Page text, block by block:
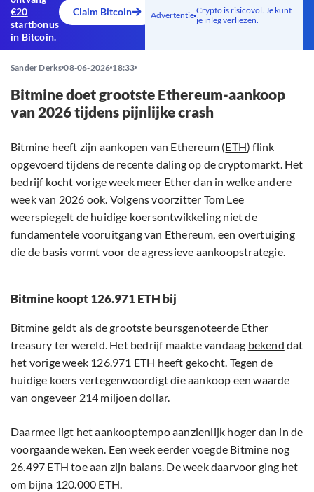
€20
startbonus
in Bitcoin.
Claim Bitcoin Advertentie Crypto is risicovol. Je kunt
je inleg verliezen.
Sander Derks 08-06-2026 18:33
Bitmine doet grootste Ethereum-aankoop
van 2026 tijdens pijnlijke crash
Bitmine heeft zijn aankopen van Ethereum (ETH) flink
opgevoerd tijdens de recente daling op de cryptomarkt. Het
bedrijf kocht vorige week meer Ether dan in welke andere
week van 2026 ook. Volgens voorzitter Tom Lee
weerspiegelt de huidige koersontwikkeling niet de
fundamentele vooruitgang van Ethereum, een overtuiging
die de basis vormt voor de agressieve aankoopstrategie.
Bitmine koopt 126.971 ETH bij
Bitmine geldt als de grootste beursgenoteerde Ether
treasury ter wereld. Het bedrijf maakte vandaag bekend dat
het vorige week 126.971 ETH heeft gekocht. Tegen de
huidige koers vertegenwoordigt die aankoop een waarde
van ongeveer 214 miljoen dollar.
Daarmee ligt het aankooptempo aanzienlijk hoger dan in de
voorgaande weken. Een week eerder voegde Bitmine nog
26.497 ETH toe aan zijn balans. De week daarvoor ging het
om bijna 120.000 ETH.